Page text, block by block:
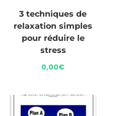
3 techniques de
relaxation simples
pour réduire le
stress
0,00€